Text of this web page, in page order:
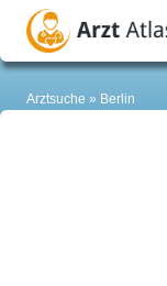
Arztsuche Berlin